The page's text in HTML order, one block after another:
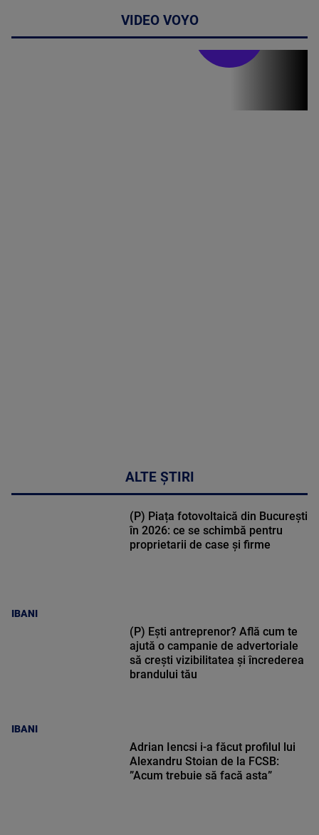
VIDEO VOYO
ALTE ȘTIRI
IBANI
(P) Piața fotovoltaică din București
în 2026: ce se schimbă pentru
proprietarii de case și firme
IBANI
(P) Ești antreprenor? Află cum te
ajută o campanie de advertoriale
să crești vizibilitatea și încrederea
brandului tău
Adrian Iencsi i-a făcut profilul lui
Alexandru Stoian de la FCSB:
”Acum trebuie să facă asta”